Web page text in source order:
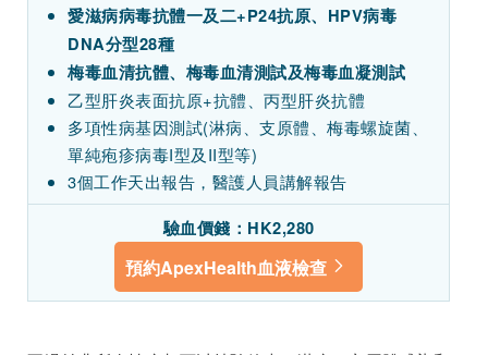
愛滋病病毒抗體一及二+P24抗原、HPV病毒
DNA分型28種
梅毒血清抗體、梅毒血清測試及梅毒血凝測試
乙型肝炎表面抗原+抗體、丙型肝炎抗體
多項性病基因測試(淋病、支原體、梅毒螺旋菌、
單純疱疹病毒I型及II型等)
3個工作天出報告，醫護人員講解報告
驗血價錢：HK2,280
預約ApexHealth血液檢查